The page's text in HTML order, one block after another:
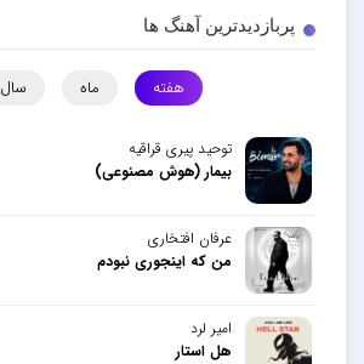
پربازدیدترین آهنگ ها
هفته ماه سال
توحید پیری قراقیه
بیمار (هوش مصنوعی)
عرفان افتخاری
من که اینجوری نبودم
امیر لرد
هل استار